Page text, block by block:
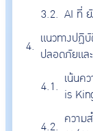
AI ที่ ยั
แนวทางปฏิ
ปลอดภัยแล
เน้นค
is
ความ